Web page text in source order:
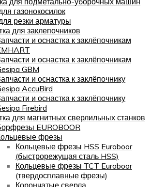
газонокосилок
резки арматуры
для заклепочников
и оснастка к заклёпочникам
и оснастка к заклёпочникам
GBM
и оснастка к заклёпочнику
AccuBird
и оснастка к заклёпочнику
Firebird
для магнитных сверлильных станков
EUROBOOR
фрезы
Кольцевые фрезы HSS Euroboor
(быстрорежущая сталь HSS)
Кольцевые фрезы TCT Euroboor
(твердосплавные фрезы)
Корончатые сверла